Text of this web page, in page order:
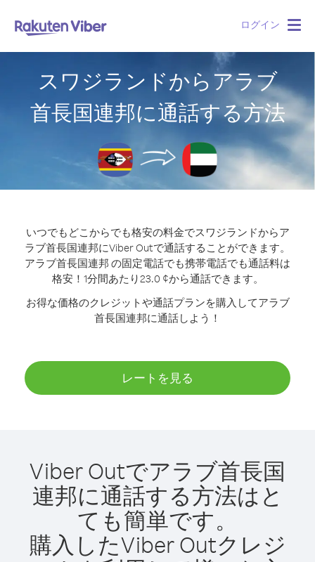
ログイン
スワジランドからアラブ
首長国連邦に通話する方法
いつでもどこからでも格安の料金でスワジランドからア
ラブ首長国連邦にViber Outで通話することができます。
アラブ首長国連邦 の固定電話でも携帯電話でも通話料は
格安！1分間あたり23.0 ¢から通話できます。
お得な価格のクレジットや通話プランを購入してアラブ
首長国連邦に通話しよう！
レートを見る
Viber Outでアラブ首長国
連邦に通話する方法はと
ても簡単です。
購入したViber Outクレジ